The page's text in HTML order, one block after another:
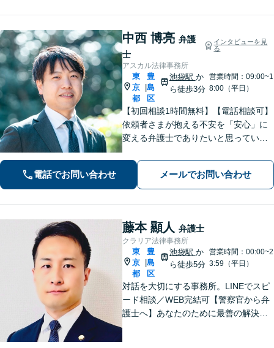
中西 博亮 弁護
士
インタビューを見
る
アスカル法律事務所
東
京
都
豊
島
区
池袋駅 か
ら徒歩3分
営業時間：09:00~1
8:00（平日）
【初回相談1時間無料】【電話相談可】
依頼者さまが抱える不安を「安心」に
変える弁護士でありたいと思っていま
依頼者さまと密にコミュニケーション
を取ることを大切にしています。【休
日・夜間面談可】【メール・WEB相談
可】
電話でお問い合わせ メールでお問い合わせ
藤本 顯人 弁護士
クラリア法律事務所
東
京
都
豊
島
区
池袋駅 か
ら徒歩5分
営業時間：00:00~2
3:59（平日）
対話を大切にする事務所。LINEでスピ
ード相談／WEB完結可【警察官から弁
護士へ】あなたのために最善の解決を